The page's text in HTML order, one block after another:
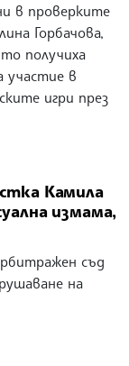
в проверките
Горбачова,
получиха
участие в
игри през
Камила
измама,
съд
на